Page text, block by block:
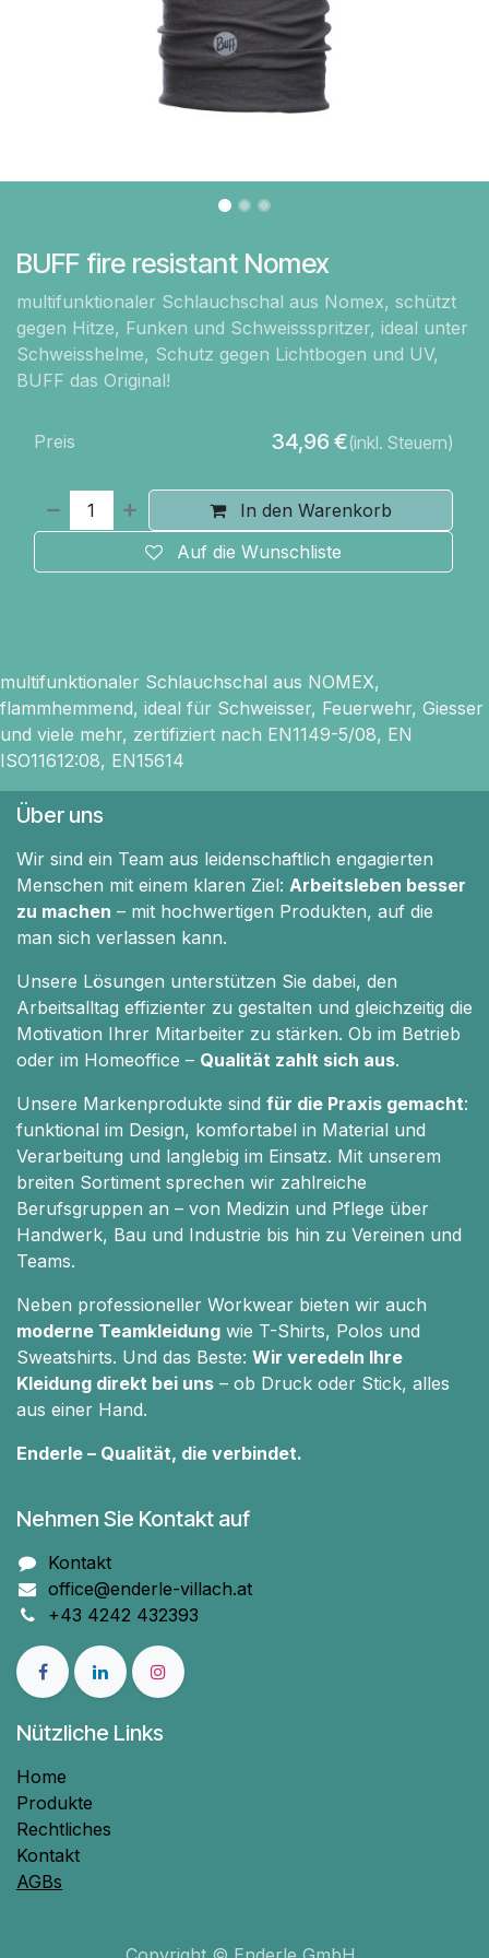
BUFF fire resistant Nomex
multifunktionaler Schlauchschal aus Nomex, schützt
gegen Hitze, Funken und Schweissspritzer, ideal unter
Schweisshelme, Schutz gegen Lichtbogen und UV,
BUFF das Original!
In den Warenkorb
Auf die Wunschliste
Preis 34,96 €(inkl. Steuern)
multifunktionaler Schlauchschal aus NOMEX,
flammhemmend, ideal für Schweisser, Feuerwehr, Giesser
und viele mehr, zertifiziert nach EN1149-5/08, EN
ISO11612:08, EN15614
Über uns
Wir sind ein Team aus leidenschaftlich engagierten
Menschen mit einem klaren Ziel: Arbeitsleben besser
zu machen – mit hochwertigen Produkten, auf die
man sich verlassen kann.
Unsere Lösungen unterstützen Sie dabei, den
Arbeitsalltag effizienter zu gestalten und gleichzeitig die
Motivation Ihrer Mitarbeiter zu stärken. Ob im Betrieb
oder im Homeoffice – Qualität zahlt sich aus.
Unsere Markenprodukte sind für die Praxis gemacht:
funktional im Design, komfortabel in Material und
Verarbeitung und langlebig im Einsatz. Mit unserem
breiten Sortiment sprechen wir zahlreiche
Berufsgruppen an – von Medizin und Pflege über
Handwerk, Bau und Industrie bis hin zu Vereinen und
Teams.
Neben professioneller Workwear bieten wir auch
moderne Teamkleidung wie T-Shirts, Polos und
Sweatshirts. Und das Beste: Wir veredeln Ihre
Kleidung direkt bei uns – ob Druck oder Stick, alles
aus einer Hand.
Enderle – Qualität, die verbindet.
Nehmen Sie Kontakt auf
Kontakt
office@enderle-villach.at
+43 4242 432393
Nützliche Links
Home
Produkte
Rechtliches
Kontakt
AGBs